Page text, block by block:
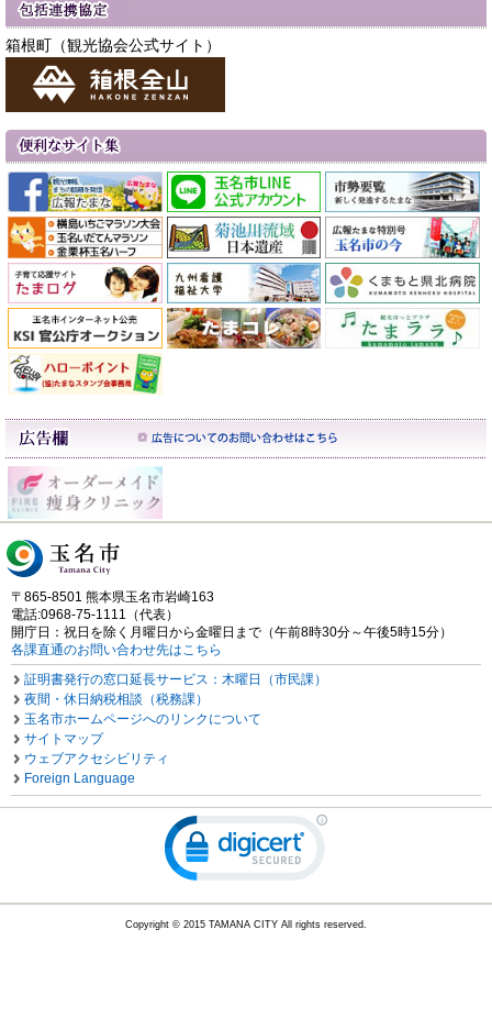
箱根町（観光協会公式サイト）
〒865-8501 熊本県玉名市岩崎163
電話:0968-75-1111（代表）
開庁日：祝日を除く月曜日から金曜日まで（午前8時30分～午後5時15分）
各課直通のお問い合わせ先はこちら
証明書発行の窓口延長サービス：木曜日（市民課）
夜間・休日納税相談（税務課）
玉名市ホームページへのリンクについて
サイトマップ
ウェブアクセシビリティ
Foreign Language
Copyright © 2015 TAMANA CITY All rights reserved.